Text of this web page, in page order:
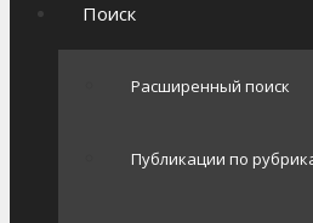
Поиск
Расширенный поиск
Публикации по